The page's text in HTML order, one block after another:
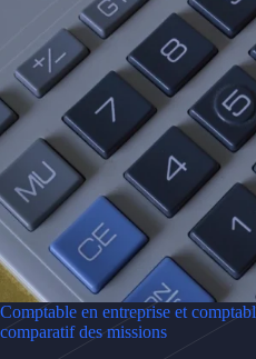
Comptable en entreprise et
comparatif des missions